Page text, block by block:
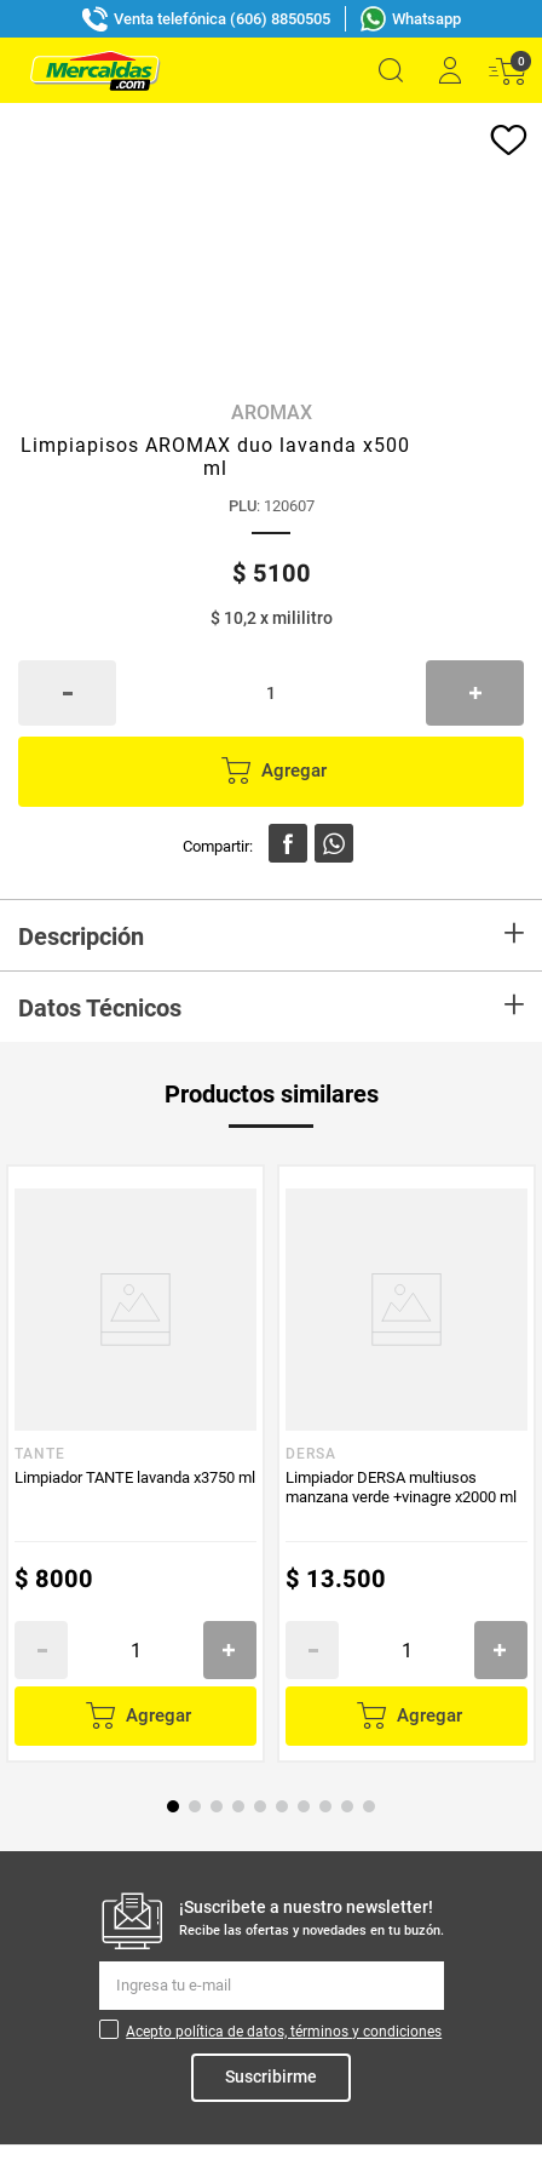
Venta telefónica (606) 8850505 Whatsapp
0
AROMAX
Limpiapisos AROMAX duo lavanda x500
ml
PLU: 120607
$ 5100
$ 10,2xmililitro
Agregar
Descripción +
desinfecta superficies , eliminando el 99.9% de las bacterias
Datos Técnicos +
Producto (kg)
Productos similares
TANTE
Limpiador TANTE lavanda x3750 ml
$ 8000
Agregar
DERSA
Limpiador DERSA multiusos
manzana verde +vinagre x2000 ml
$ 13.500
Agregar
¡Suscribete a nuestro newsletter!
Recibe las ofertas y novedades en tu buzón.
Acepto política de datos, términos y condiciones
Suscribirme